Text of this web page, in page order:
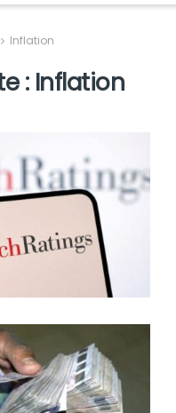
Inflation
: Inflation